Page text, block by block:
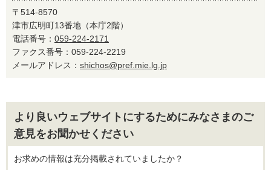
〒514-8570
津市広明町13番地（本庁2階）
電話番号： 059-224-2171
ファクス番号：059-224-2219
メールアドレス： shichos@pref.mie.lg.jp
より良いウェブサイトにするためにみなさまのご
意見をお聞かせください
お求めの情報は充分掲載されていましたか？